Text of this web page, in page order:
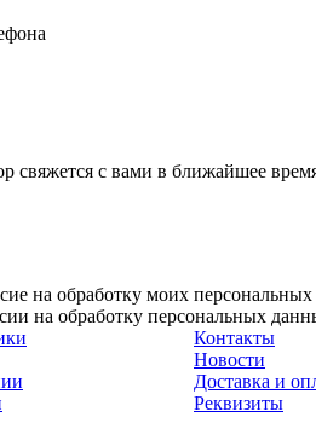
свяжется с вами в ближайшее
на обработку моих
на обработку персональных
Контакты
Новости
Доставка и
Реквизиты